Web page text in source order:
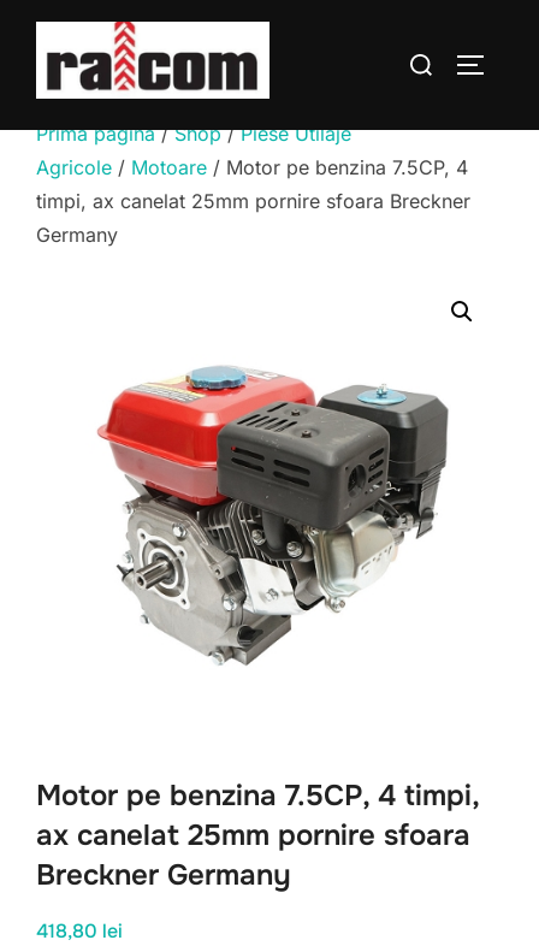
conținut
Caută
Prima pagină/Shop/Piese Utilaje
Agricole / Motoare / Motor pe benzina 7.5CP, 4
timpi, ax canelat 25mm pornire sfoara Breckner
Germany
Motor pe benzina 7.5CP, 4 timpi,
ax canelat 25mm pornire sfoara
Breckner Germany
418,80 lei